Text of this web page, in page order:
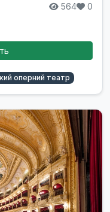
564 0
оперний театр